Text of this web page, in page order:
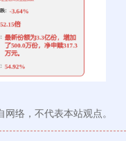
络，不代表本站观点。